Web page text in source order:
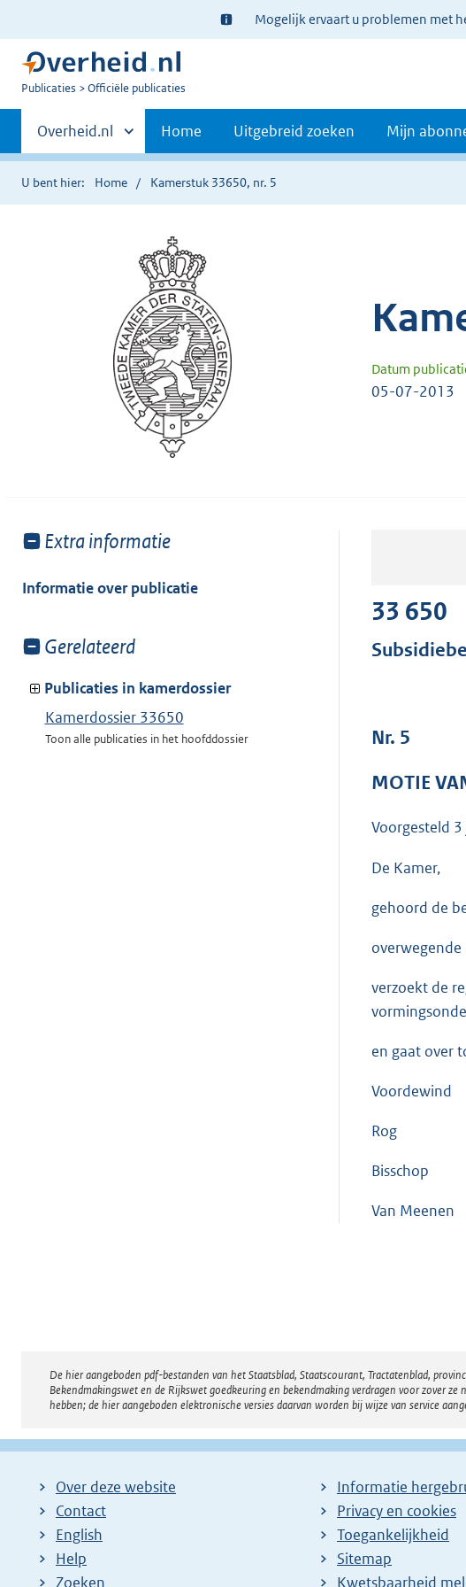
Ter
informatie:
Mogelijk ervaart u problemen met
U
Publicaties Officiële publicaties
Primaire
navigatie
Andere
sites
binnen
Overheid.nl Home Uitgebreid zoeken Mijn
U bent hier: Home Kamerstuk 33650, nr. 5
Datum
05-07-2013
Toon
van:
Extra informatie
Informatie over publicatie
Toon
van:
Gerelateerd
Publicaties in kamerdossier
Kamerdossier 33650
Toon alle publicaties in het hoofddossier
33 650
Nr. 5
MOTIE
Voorgesteld 3
De Kamer,
gehoord de
verzoekt de
en gaat over
Voordewind
Rog
Bisschop
Van Meenen
Disclaimer
De hier aangeboden pdf-bestanden van het Staatsblad, Staatscourant, Tractatenblad,
Bekendmakingswet en de Rijkswet goedkeuring en bekendmaking verdragen voor zover
hebben; de hier aangeboden elektronische versies daarvan worden bij wijze van service
Over deze website
Contact
English
Help
Zoeken
Informatie
Privacy en cookies
Toegankelijkheid
Sitemap
E
Kwetsbaarheid